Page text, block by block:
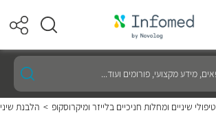
טיפולי שיניים ומחלות חניכיים בלייזר ומיקרוסקופ > הלבנת